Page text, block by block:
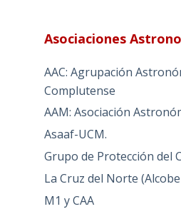
Asociaciones
AAC: Agrupación
Complutense
AAM: Asociación
Asaaf-UCM.
Grupo de Protección del
La Cruz del Norte
M1 y CAA